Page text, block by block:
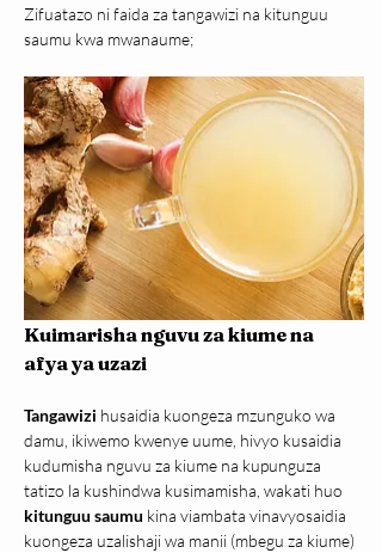
Zifuatazo ni faida za tangawizi na kitunguu
saumu kwa mwanaume;
Kuimarisha nguvu za kiume na
afya ya uzazi
Tangawizi husaidia kuongeza mzunguko wa
damu, ikiwemo kwenye uume, hivyo kusaidia
kudumisha nguvu za kiume na kupunguza
tatizo la kushindwa kusimamisha, wakati huo
kitunguu saumu kina viambata vinavyosaidia
kuongeza uzalishaji wa manii (mbegu za kiume)